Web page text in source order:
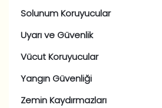
Solunum Koruyucular
Uyarı ve Güvenlik
Vücut Koruyucular
Yangın Güvenliği
Zemin Kaydırmazları